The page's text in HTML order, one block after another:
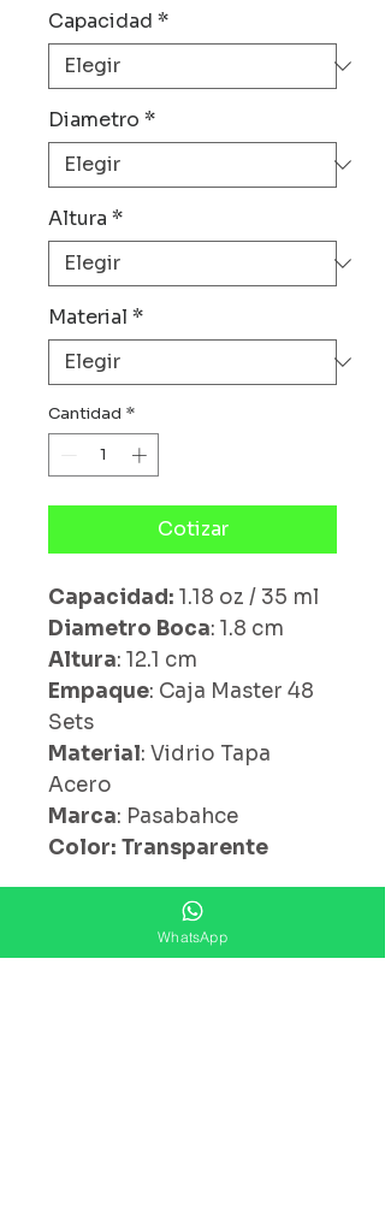
Capacidad *
Diametro *
Altura *
Material *
Cantidad *
Cotizar
Capacidad: 1.18 oz / 35 ml
Diametro Boca: 1.8 cm
Altura: 12.1 cm
Empaque: Caja Master 48
Sets
Material: Vidrio Tapa
Acero
Marca: Pasabahce
Color: Transparente
¿ Ya Nos Sigues ?
WhatsApp